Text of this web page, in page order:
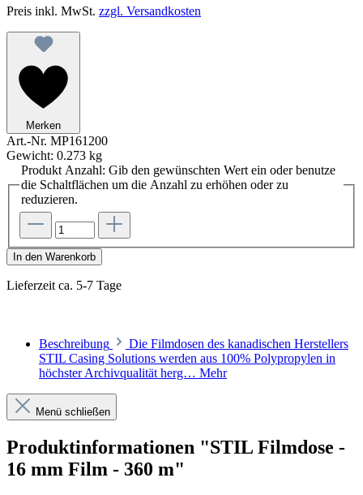
Preis inkl. MwSt. zzgl. Versandkosten
Merken
Art.-Nr. MP161200
Gewicht: 0.273 kg
Produkt Anzahl: Gib den gewünschten Wert ein oder benutze
die Schaltflächen um die Anzahl zu erhöhen oder zu
reduzieren.
In den Warenkorb
Lieferzeit ca. 5-7 Tage
Beschreibung
Die Filmdosen des kanadischen Herstellers
STIL Casing Solutions werden aus 100% Polypropylen in
höchster Archivqualität herg… Mehr
Menü schließen
Produktinformationen "STIL Filmdose -
16 mm Film - 360 m"